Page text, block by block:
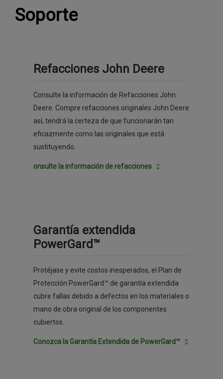
Soporte
Refacciones John Deere
Consulte la información de Refacciones John
Deere. Compre refacciones originales John Deere
así, tendrá la certeza de que funcionarán tan
eficazmente como las originales que está
sustituyendo.
onsulte la información de refacciones
Garantía extendida
PowerGard™
Protéjase y evite costos inesperados, el Plan de
Protección PowerGard™ de garantía extendida
cubre fallas debido a defectos en los materiales o
mano de obra original de los componentes
cubiertos.
Conozca la Garantía Extendida de PowerGard™